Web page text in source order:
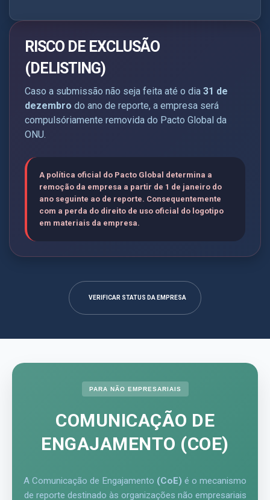
RISCO DE EXCLUSÃO
(DELISTING)
Caso a submissão não seja feita até o dia 31 de
dezembro do ano de reporte, a empresa será
compulsóriamente removida do Pacto Global da
ONU.
A política oficial do Pacto Global determina a
remoção da empresa a partir de 1 de janeiro do
ano seguinte ao de reporte. Consequentemente
com a perda do direito de uso oficial do logotipo
em materiais da empresa.
VERIFICAR STATUS DA EMPRESA
PARA NÃO EMPRESARIAIS
COMUNICAÇÃO DE
ENGAJAMENTO (COE)
A Comunicação de Engajamento (CoE) é o mecanismo
de reporte destinado às organizações não empresariais